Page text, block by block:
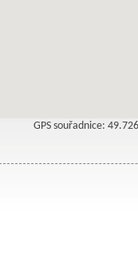
GPS souřadnice: